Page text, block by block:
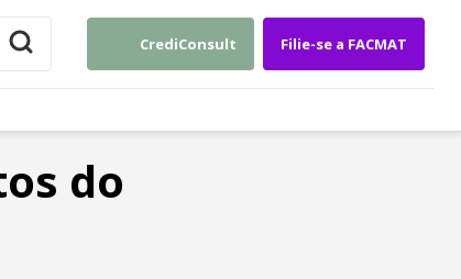
CrediConsult Filie-se a FACMAT
do